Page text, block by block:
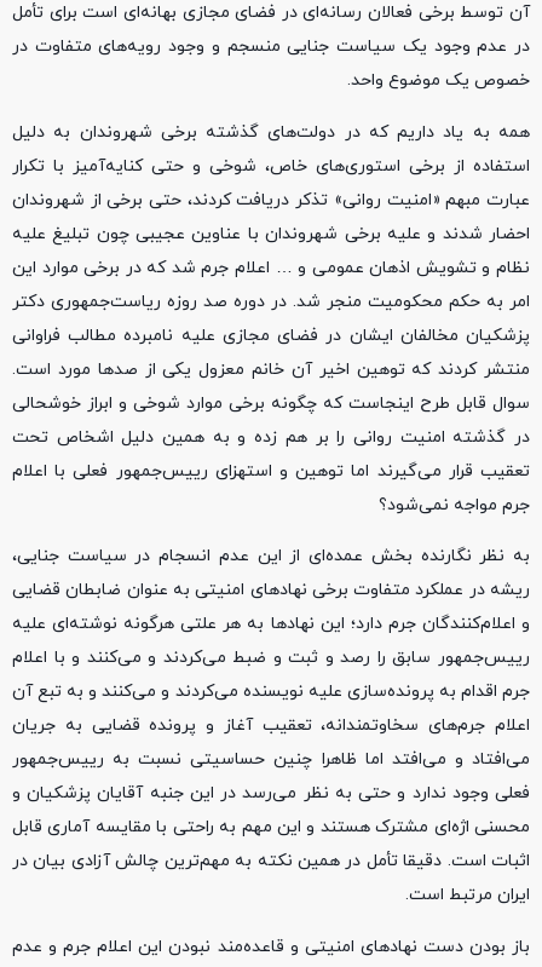
آن توسط برخی فعالان رسانه‌ای در فضای مجازی بهانه‌ای است برای تأمل
در عدم وجود یک سیاست جنایی منسجم و وجود رویه‌های متفاوت در
خصوص یک موضوع واحد.
همه به یاد داریم که در دولت‌های گذشته برخی شهروندان به دلیل
استفاده از برخی استوری‌های خاص، شوخی و حتی کنایه‌آمیز با تکرار
عبارت مبهم «امنیت روانی» تذکر دریافت کردند، حتی برخی از شهروندان
احضار شدند و علیه برخی شهروندان با عناوین عجیبی چون تبلیغ علیه
نظام و تشویش اذهان عمومی و … اعلام جرم شد که در برخی موارد این
امر به حکم محکومیت منجر شد. در دوره صد روزه ریاست‌جمهوری دکتر
پزشکیان مخالفان ایشان در فضای مجازی علیه نامبرده مطالب فراوانی
منتشر کردند که توهین اخیر آن خانم معزول یکی از صدها مورد است.
سوال قابل طرح اینجاست که چگونه برخی موارد شوخی و ابراز خوشحالی
در گذشته امنیت روانی را بر هم زده و به همین دلیل اشخاص تحت
تعقیب قرار می‌گیرند اما توهین و استهزای رییس‌جمهور فعلی با اعلام
جرم مواجه نمی‌شود؟
به نظر نگارنده بخش عمده‌ای از این عدم انسجام در سیاست جنایی،
ریشه در عملکرد متفاوت برخی نهادهای امنیتی به عنوان ضابطان قضایی
و اعلام‌کنندگان جرم دارد؛ این نهادها به هر علتی هرگونه نوشته‌ای علیه
رییس‌جمهور سابق را رصد و ثبت و ضبط می‌کردند و می‌کنند و با اعلام
جرم اقدام به پرونده‌سازی علیه نویسنده می‌کردند و می‌کنند و به تبع آن
اعلام جرم‌های سخاوتمندانه، تعقیب آغاز و پرونده قضایی به جریان
می‌افتاد و می‌افتد اما ظاهرا چنین حساسیتی نسبت به رییس‌جمهور
فعلی وجود ندارد و حتی به نظر می‌رسد در این جنبه آقایان پزشکیان و
محسنی اژه‌ای مشترک هستند و این مهم به راحتی با مقایسه آماری قابل
اثبات است. دقیقا تأمل در همین نکته به مهم‌ترین چالش آزادی بیان در
ایران مرتبط است.
باز بودن دست نهادهای امنیتی و قاعده‌مند نبودن این اعلام جرم و عدم